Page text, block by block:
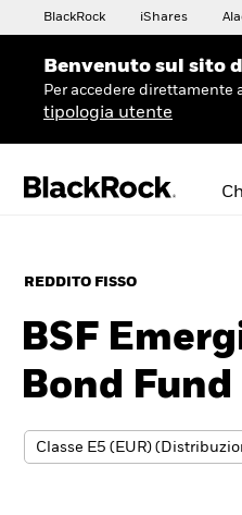
BlackRock iShares
Benvenuto sul sito
Per accedere
tipologia utente
REDDITO FISSO
BSF
Bond Fund